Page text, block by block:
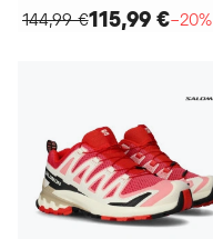
144,99 €115,99 €−20%